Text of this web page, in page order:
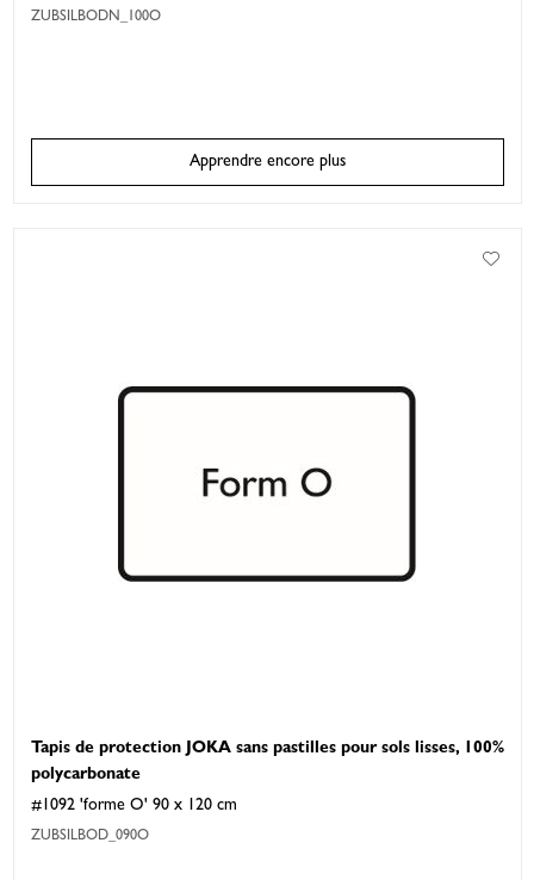
ZUBSILBODN_100O
Apprendre encore plus
Tapis de protection JOKA sans pastilles pour sols lisses, 100%
polycarbonate
#1092 'forme O' 90 x 120 cm
ZUBSILBOD_090O